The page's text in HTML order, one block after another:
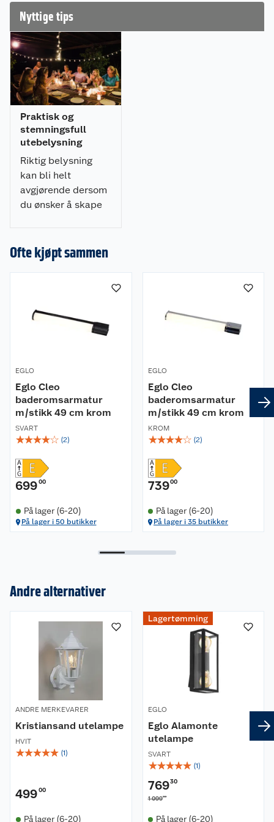
en omtale.
Nyttige tips
Praktisk og
stemningsfull
utebelysning
Riktig belysning
kan bli helt
avgjørende dersom
du ønsker å skape
ekspertens råd!
Ofte kjøpt sammen
EGLO
Eglo Cleo
baderomsarmatur
m/stikk 49 cm krom
SVART
☆☆☆☆☆ (2)
69900
På lager (6-20)
På lager i 50 butikker
EGLO
Eglo Cleo
baderomsarmatur
m/stikk 49 cm krom
KROM
☆☆☆☆☆ (2)
73900
På lager (6-20)
På lager i 35 butikker
Andre alternativer
ANDRE MERKEVARER
Kristiansand utelampe
HVIT
☆☆☆☆☆ (1)
49900
På lager (6-20)
Lagertømming
EGLO
Eglo Alamonte
utelampe
SVART
☆☆☆☆☆ (1)
76930
1 09900
På lager (6-20)
Kundeservice
Kontakt oss
Retur- og angrerett
Reklamasjon
Våre merkevarer
Våre kjeder
Kjøpsvilkår
Personvern
Lavprisløfte
Hageinspirasjon
Oppussing med utemaling